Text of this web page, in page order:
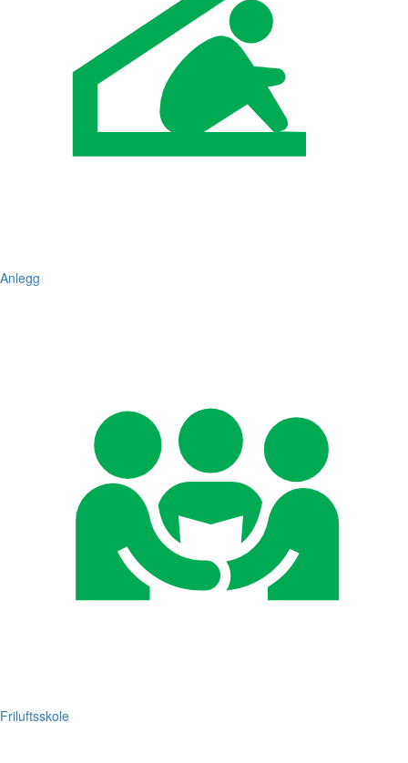
Anlegg
Friluftsskole